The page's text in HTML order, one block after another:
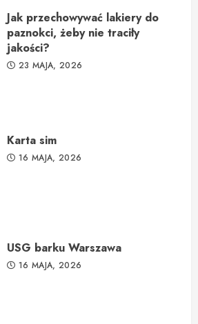
Jak przechowywać lakiery do
paznokci, żeby nie traciły
jakości?
23 MAJA, 2026
Karta sim
16 MAJA, 2026
USG barku Warszawa
16 MAJA, 2026